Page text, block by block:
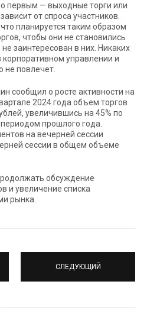
первым — выходные торги или
от спроса участников.
планируется таким образом
чтобы они не становились
заинтересован в них. Никаких
управлении и
не повлечет.
сообщил о росте активности на
2024 года объем торгов
увеличившись на 45% по
прошлого года.
на вечерней сессии
сессии в общем объеме
обсуждение
и увеличение списка
рынка.
СЛЕДУЮЩИЙ